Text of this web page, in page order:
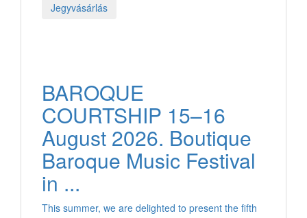
Jegyvásárlás
BAROQUE
COURTSHIP 15–16
August 2026. Boutique
Baroque Music Festival
in ...
This summer, we are delighted to present the fifth